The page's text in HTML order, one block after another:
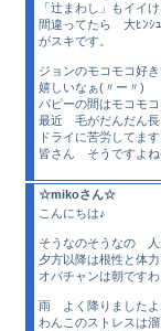
「辻まわし」もイイ
間違ってたら 大ﾋﾝｼ
がスキです。
ジョンのモコモコ好
嬉しいなぁ(〃ー〃)
パピーの間はモコモ
最近 毛がだんだん
ドライに苦労してま
皆さん そうですよ
☆mikoさん☆
こんにちは♪
そうなのそうなの
夕方以降は根性と体
オバチャンは朝です
雨 よく降りましたよ
わんこのストレスは